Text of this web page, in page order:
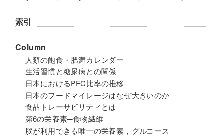
索引
Column
人類の飽食・肥満カレンダー
生活習慣と糖尿病との関係
日本におけるPFC比率の推移
日本のフードマイレージはなぜ大きいのか
食品トレーサビリティとは
第6の栄養素─食物繊維
脳が利用できる唯一の栄養素，グルコース